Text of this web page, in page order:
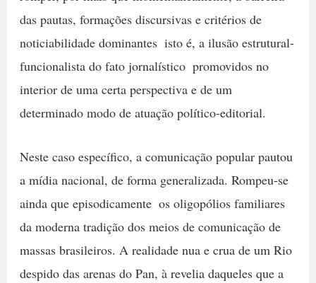
das pautas, formações discursivas e critérios de
noticiabilidade dominantes  isto é, a ilusão estrutural-
funcionalista do fato jornalístico  promovidos no
interior de uma certa perspectiva e de um
determinado modo de atuação político-editorial.
Neste caso específico, a comunicação popular pautou
a mídia nacional, de forma generalizada. Rompeu-se 
ainda que episodicamente  os oligopólios familiares
da moderna tradição dos meios de comunicação de
massas brasileiros. A realidade nua e crua de um Rio
despido das arenas do Pan, à revelia daqueles que a